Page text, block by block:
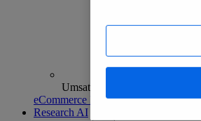
Umsatzanalysen und -prognosen
eCommerce Insights entdecken
Research AI